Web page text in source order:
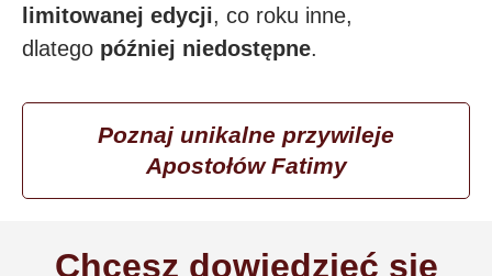
limitowanej edycji, co roku inne,
dlatego później niedostępne.
Poznaj unikalne przywileje
Apostołów Fatimy
Chcesz dowiedzieć się